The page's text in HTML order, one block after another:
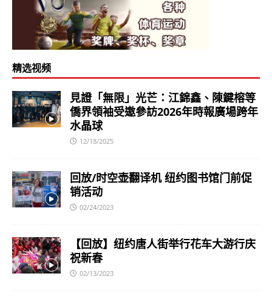
精选视频
見證「無限」光芒：江錦鑫、陳鍵榕等
僑界領袖受邀參訪2026年時報廣場跨年
水晶球
12/18/2025
回放/时空壶翻译机 纽约图书馆门前促
销活动
02/24/2023
【回放】纽约唐人街举行花车大游行庆
祝新春
02/13/2023